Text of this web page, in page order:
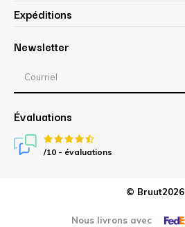
Expéditions
Newsletter
Évaluations
/10 - évaluations
© Bruut2026
Nous livrons avec